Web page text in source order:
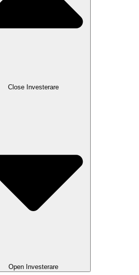
Close Investerare
Open Investerare